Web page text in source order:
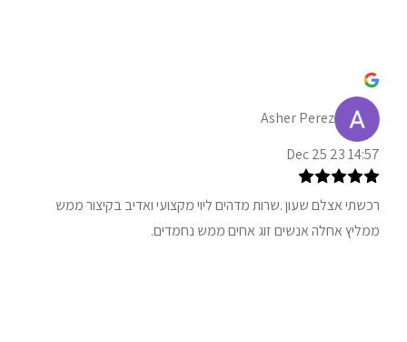
Asher Perez
14:57 23 Dec 25
רכשתי אצלם שעון .שרות מדהים ליוי מקצועי ואדיב בקיצור ממש
ממליץ אחלה אנשים זוג אחים ממש נחמדים.